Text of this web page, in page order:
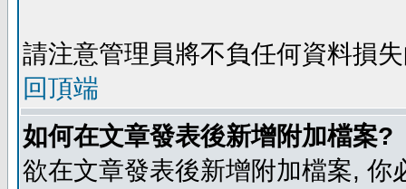
請注意管理員將不負任何資料損
回頂端
如何在文章發表後新增附加檔案?
欲在文章發表後新增附加檔案,